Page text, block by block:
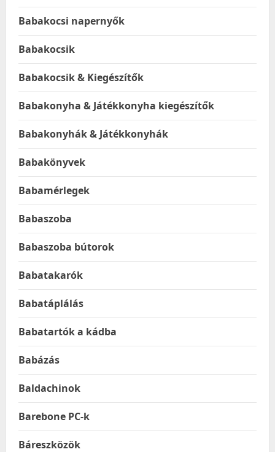
Babakocsi napernyők
Babakocsik
Babakocsik & Kiegészítők
Babakonyha & Játékkonyha kiegészítők
Babakonyhák & Játékkonyhák
Babakönyvek
Babamérlegek
Babaszoba
Babaszoba bútorok
Babatakarók
Babatáplálás
Babatartók a kádba
Babázás
Baldachinok
Barebone PC-k
Báreszközök